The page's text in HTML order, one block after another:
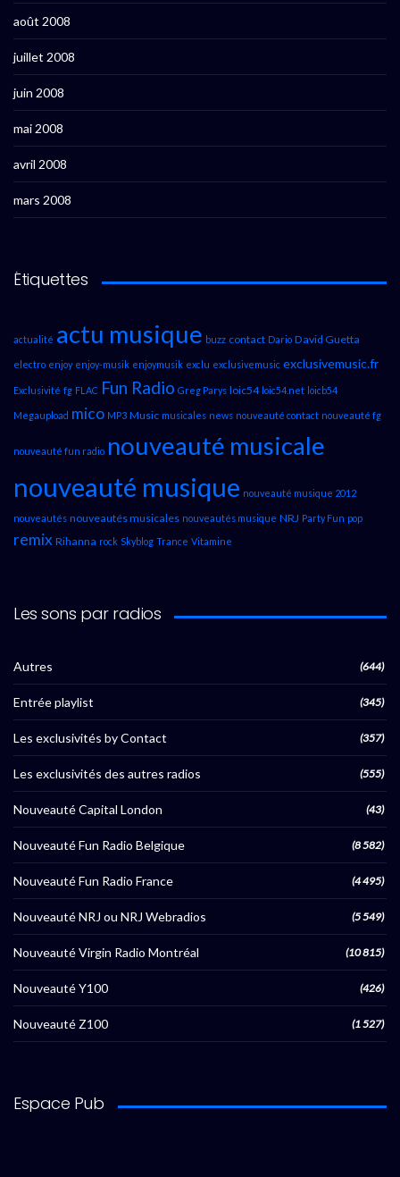
août 2008
juillet 2008
juin 2008
mai 2008
avril 2008
mars 2008
Étiquettes
actualité actu musique buzz contact Dario David Guetta
electro enjoy enjoy-musik enjoymusik exclu exclusivemusic exclusivemusic.fr
Exclusivité fg FLAC Fun Radio Greg Parys loic54 loic54.net loicb54
Megaupload mico MP3 Music musicales news nouveauté contact nouveauté fg
nouveauté fun radio nouveauté musicale
nouveauté musique nouveauté musique 2012
nouveautés nouveautés musicales nouveautés musique NRJ Party Fun pop
remix Rihanna rock Skyblog Trance Vitamine
Les sons par radios
Autres (644)
Entrée playlist (345)
Les exclusivités by Contact (357)
Les exclusivités des autres radios (555)
Nouveauté Capital London (43)
Nouveauté Fun Radio Belgique (8 582)
Nouveauté Fun Radio France (4 495)
Nouveauté NRJ ou NRJ Webradios (5 549)
Nouveauté Virgin Radio Montréal (10 815)
Nouveauté Y100 (426)
Nouveauté Z100 (1 527)
Espace Pub